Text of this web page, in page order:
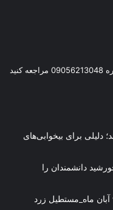
دلیلی برای بیخوابی‌های
دانشمندان را